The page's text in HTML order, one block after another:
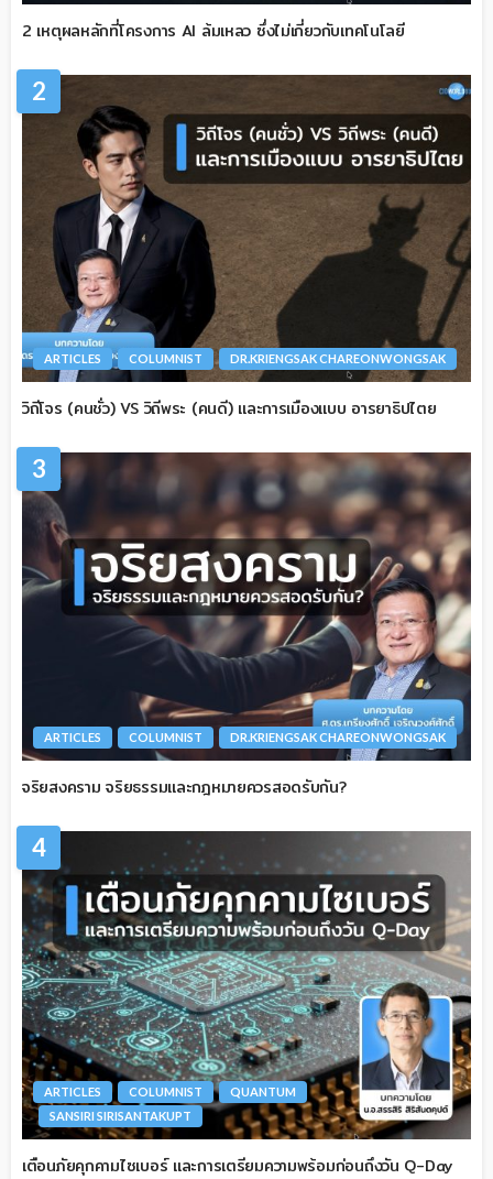
2 เหตุผลหลักที่โครงการ AI ล้มเหลว ซึ่งไม่เกี่ยวกับเทคโนโลยี
2
ARTICLES COLUMNIST DR.KRIENGSAK CHAREONWONGSAK
วิถีโจร (คนชั่ว) VS วิถีพระ (คนดี) และการเมืองแบบ อารยาธิปไตย
3
ARTICLES COLUMNIST DR.KRIENGSAK CHAREONWONGSAK
จริยสงคราม จริยธรรมและกฎหมายควรสอดรับกัน?
4
ARTICLES COLUMNIST
QUANTUM
SANSIRI SIRISANTAKUPT
เตือนภัยคุกคามไซเบอร์ และการเตรียมความพร้อมก่อนถึงวัน Q-Day